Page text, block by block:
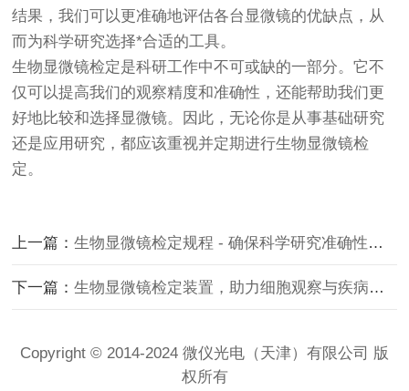
结果，我们可以更准确地评估各台显微镜的优缺点，从
而为科学研究选择*合适的工具。
生物显微镜检定是科研工作中不可或缺的一部分。它不
仅可以提高我们的观察精度和准确性，还能帮助我们更
好地比较和选择显微镜。因此，无论你是从事基础研究
还是应用研究，都应该重视并定期进行生物显微镜检
定。
上一篇：生物显微镜检定规程 - 确保科学研究准确性的重要步骤
下一篇：生物显微镜检定装置，助力细胞观察与疾病诊断
Copyright © 2014-2024 微仪光电（天津）有限公司 版
权所有